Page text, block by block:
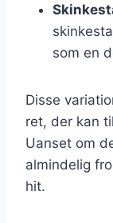
som en
Disse
ret, der kan
Uanset om
almindelig
hit.